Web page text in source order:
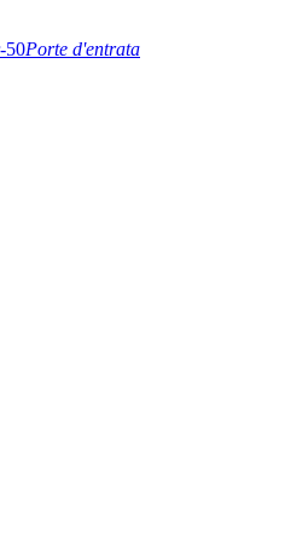
Porte d'entrata